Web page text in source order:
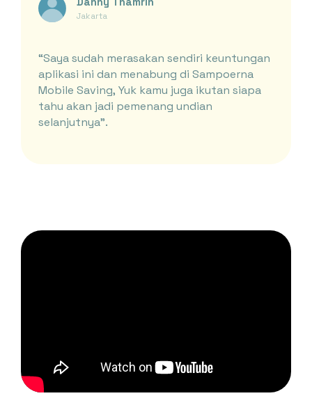
Jakarta
“Saya sudah merasakan sendiri keuntungan
aplikasi ini dan menabung di Sampoerna
Mobile Saving, Yuk kamu juga ikutan siapa
tahu akan jadi pemenang undian
selanjutnya”.